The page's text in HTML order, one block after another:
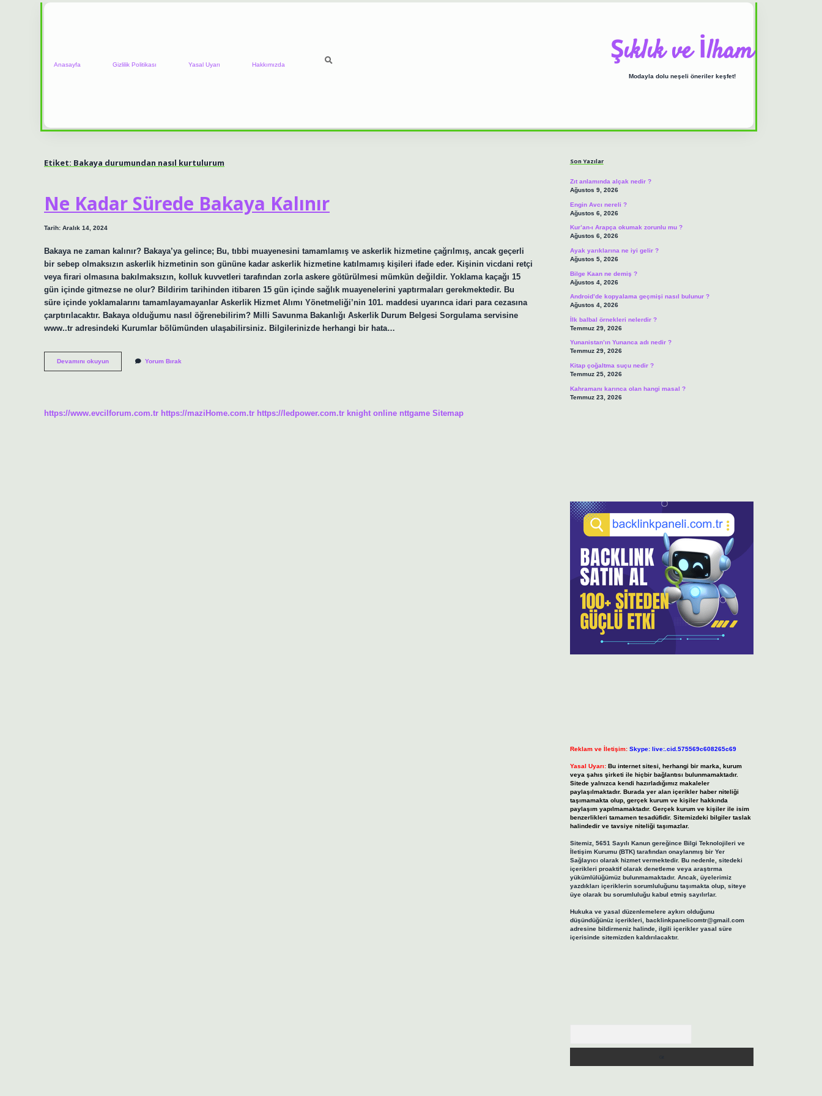
Anasayfa Gizlilik Politikası Yasal Uyarı Hakkımızda Şıklık ve İlham
Modayla dolu neşeli öneriler keşfet!
Etiket: Bakaya durumundan nasıl kurtulurum
Ne Kadar Sürede Bakaya Kalınır
Tarih: Aralık 14, 2024
Bakaya ne zaman kalınır? Bakaya’ya gelince; Bu, tıbbi muayenesini tamamlamış ve askerlik hizmetine çağrılmış, ancak geçerli
bir sebep olmaksızın askerlik hizmetinin son gününe kadar askerlik hizmetine katılmamış kişileri ifade eder. Kişinin vicdani retçi
veya firari olmasına bakılmaksızın, kolluk kuvvetleri tarafından zorla askere götürülmesi mümkün değildir. Yoklama kaçağı 15
gün içinde gitmezse ne olur? Bildirim tarihinden itibaren 15 gün içinde sağlık muayenelerini yaptırmaları gerekmektedir. Bu
süre içinde yoklamalarını tamamlayamayanlar Askerlik Hizmet Alımı Yönetmeliği’nin 101. maddesi uyarınca idari para cezasına
çarptırılacaktır. Bakaya olduğumu nasıl öğrenebilirim? Milli Savunma Bakanlığı Askerlik Durum Belgesi Sorgulama servisine
www..tr adresindeki Kurumlar bölümünden ulaşabilirsiniz. Bilgilerinizde herhangi bir hata…
Devamını okuyunNe
Kadar
Yorum Bırak
https://www.evcilforum.com.tr https://maziHome.com.tr https://ledpower.com.tr knight online nttgame Sitemap
Son Yazılar
Zıt anlamında alçak nedir ?
Ağustos 9, 2026
Engin Avcı nereli ?
Ağustos 6, 2026
Kur’an-ı Arapça okumak zorunlu mu ?
Ağustos 6, 2026
Ayak yarıklarına ne iyi gelir ?
Ağustos 5, 2026
Bilge Kaan ne demiş ?
Ağustos 4, 2026
Android’de kopyalama geçmişi nasıl bulunur ?
Ağustos 4, 2026
İlk balbal örnekleri nelerdir ?
Temmuz 29, 2026
Yunanistan’ın Yunanca adı nedir ?
Temmuz 29, 2026
Kitap çoğaltma suçu nedir ?
Temmuz 25, 2026
Kahramanı karınca olan hangi masal ?
Temmuz 23, 2026
Reklam ve İletişim: Skype: live:.cid.575569c608265c69
Yasal Uyarı: Bu internet sitesi, herhangi bir marka, kurum
veya şahıs şirketi ile hiçbir bağlantısı bulunmamaktadır.
Sitede yalnızca kendi hazırladığımız makaleler
paylaşılmaktadır. Burada yer alan içerikler haber niteliği
taşımamakta olup, gerçek kurum ve kişiler hakkında
paylaşım yapılmamaktadır. Gerçek kurum ve kişiler ile isim
benzerlikleri tamamen tesadüfidir. Sitemizdeki bilgiler taslak
halindedir ve tavsiye niteliği taşımazlar.
Sitemiz, 5651 Sayılı Kanun gereğince Bilgi Teknolojileri ve
İletişim Kurumu (BTK) tarafından onaylanmış bir Yer
Sağlayıcı olarak hizmet vermektedir. Bu nedenle, sitedeki
içerikleri proaktif olarak denetleme veya araştırma
yükümlülüğümüz bulunmamaktadır. Ancak, üyelerimiz
yazdıkları içeriklerin sorumluluğunu taşımakta olup, siteye
üye olarak bu sorumluluğu kabul etmiş sayılırlar.
Hukuka ve yasal düzenlemelere aykırı olduğunu
düşündüğünüz içerikleri, backlinkpanelicomtr@gmail.com
adresine bildirmeniz halinde, ilgili içerikler yasal süre
içerisinde sitemizden kaldırılacaktır.
ilbet casino